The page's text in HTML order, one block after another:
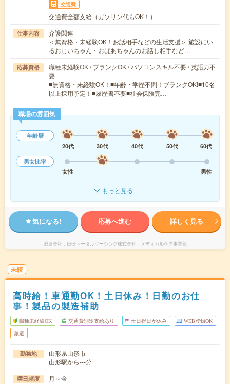
交通費
交通費全額支給（ガソリン代もOK！）
仕事内容
介護関連
＜無資格・未経験OK！お話相手などの生活支援＞ 施設にい
るおじいちゃん・おばあちゃんのお話し相手など…
応募資格
職種未経験OK / ブランクOK / パソコンスキル不要 / 英語力不
要
■無資格・未経験OK！■年齢・学歴不問！ブランクOK!■10名
以上採用予定！■履歴書不要■社会保険完…
職場の雰囲気
年齢層
20代
30代 40代 50代
60代
男女比率
女性
男性
もっと見る
気になる! 応募へ進む 詳しく見る
派遣会社 日研トータルソーシング株式会社 メディカルケア事業部
未読
高時給！車通勤OK！土日休み！日勤のお仕
事！製品の製造補助
職種未経験OK 交通費別途支給あり 土日祝日が休み WEB登録OK
派遣
勤務地
山形県山形市
山形駅から---分
曜日頻度 月～金